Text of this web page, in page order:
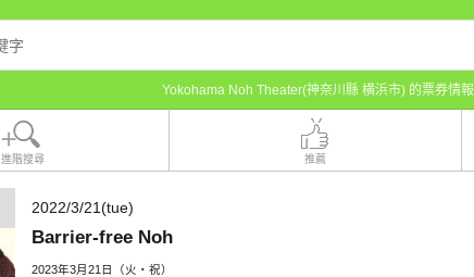
Yokohama Noh Theater(神奈川縣 横浜市) 的票券情報
進階搜尋 推薦
2022/3/21(tue)
Barrier-free Noh
2023年3月21日（火・祝）